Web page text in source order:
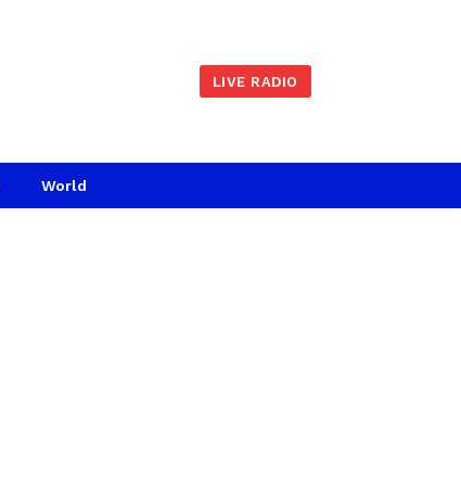
LIVE RADIO
World